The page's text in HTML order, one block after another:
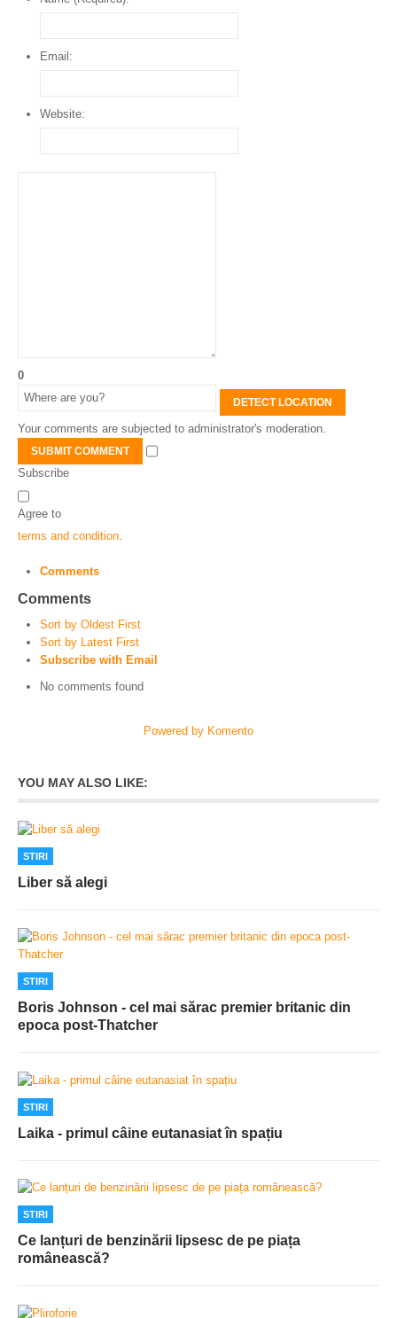
Email:
Website:
0
DETECT LOCATION
Your comments are subjected to administrator's moderation.
SUBMIT COMMENT
Subscribe
Agree to
terms and condition
Comments
Comments
Sort by Oldest First
Sort by Latest First
Subscribe with Email
No comments found
Powered by Komento
YOU MAY ALSO LIKE:
STIRI
Liber să alegi
STIRI
Boris Johnson - cel mai sărac premier britanic din
epoca post-Thatcher
STIRI
Laika - primul câine eutanasiat în spațiu
STIRI
Ce lanțuri de benzinării lipsesc de pe piața
românească?